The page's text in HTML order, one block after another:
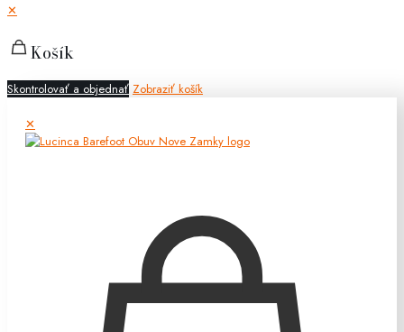
✕
Košík
Skontrolovať a objednať Zobraziť košík
✕